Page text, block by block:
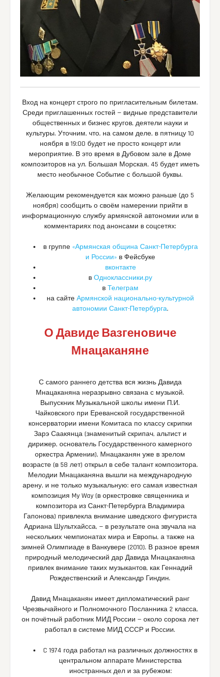
Вход на концерт строго по пригласительным билетам.
Среди приглашенных гостей — видные представители
общественных и бизнес кругов, деятели науки и
культуры. Уточним, что, на самом деле, в пятницу 10
ноября в 19:00 будет не просто концерт или
мероприятие. В это время в Дубовом зале в Доме
композиторов на ул. Большая Морская, 45 будет иметь
место необычное Событие с большой буквы.
Желающим рекомендуется как можно раньше (до 5
ноября) сообщить о своём намерении прийти в
информационную службу армянской автономии или в
комментариях под анонсами в соцсетях:
в группе «Армянская община Санкт-Петербурга
и России» в Фейсбуке
вконтакте
в Одноклассники.ру
в Телеграм
на сайте Армянской национально-культурной
автономии Санкт-Петербурга.
О Давиде Вазгеновиче
Мнацаканяне
С самого раннего детства вся жизнь Давида
Мнацаканяна неразрывно связана с музыкой.
Выпускник Музыкальной школы имени П.И.
Чайковского при Ереванской государственной
консерватории имени Комитаса по классу скрипки
Зарэ Саакянца (знаменитый скрипач, альтист и
дирижер, основатель Государственного камерного
оркестра Армении), Мнацаканян уже в зрелом
возрасте (в 58 лет) открыл в себе талант композитора.
Мелодии Мнацаканяна вышли на международную
арену, и не только музыкальную: его самая известная
композиция My Way (в оркестровке священника и
композитора из Санкт-Петербурга Владимира
Гапонова) привлекла внимание шведского фигуриста
Адриана Шультхайсса, — в результате она звучала на
нескольких чемпионатах мира и Европы, а также на
зимней Олимпиаде в Ванкувере (2010). В разное время
природный мелодический дар Давида Мнацаканяна
привлек внимание таких музыкантов, как Геннадий
Рождественский и Александр Гиндин.
Давид Мнацаканян имеет дипломатический ранг
Чрезвычайного и Полномочного Посланника 2 класса,
он почётный работник МИД России — около сорока лет
работал в системе МИД СССР и России.
C 1974 года работал на различных должностях в
центральном аппарате Министерства
иностранных дел и за рубежом: